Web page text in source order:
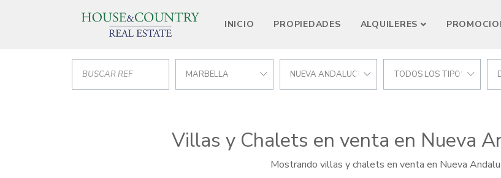
INICIO PROPIEDADES ALQUILERES
MARBELLA NUEVA ANDALUCIA TODOS LOS TIPOS
Villas y Chalets en venta en Nueva
Mostrando villas y chalets en venta en Nueva